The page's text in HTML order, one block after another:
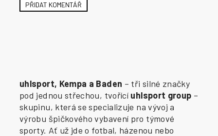
PŘIDAT KOMENTÁŘ
uhlsport, Kempa a Baden – tři silné značky
pod jednou střechou, tvořící uhlsport group –
skupinu, která se specializuje na vývoj a
výrobu špičkového vybavení pro týmové
sporty. Ať už jde o fotbal, házenou nebo